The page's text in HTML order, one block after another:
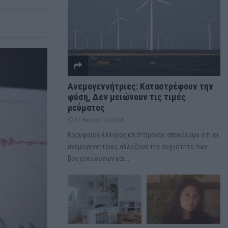
Ανεμογεννήτριες: Καταστρέφουν την
φύση, Δεν μειώνουν τις τιμές
ρεύματος
17 Αυγούστου 2024
Κορυφαίος έλληνας επιστήμονας αποκάλυψε ότι οι
ανεμογεννήτριες αλλάζουν την συχνότητα των
βροχοπτώσεων και...